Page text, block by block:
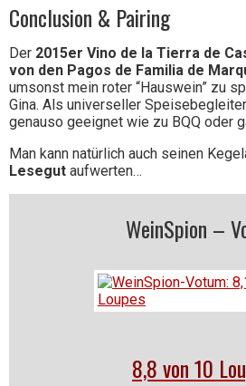
Conclusion & Pairing
Der 2015er Vino de la Tierra de
von den Pagos de Familia de
umsonst mein roter “Hauswein” zu
Gina. Als universeller
genauso geeignet wie zu BQQ oder
Man kann natürlich auch seinen
Lesegut aufwerten…
WeinSpion –
8,8 von 10